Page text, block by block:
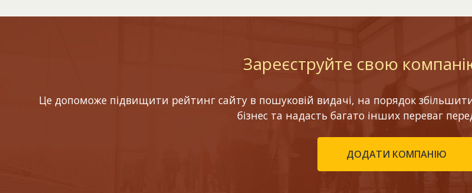
Зареєструйте свою
Це допоможе підвищити рейтинг сайту в пошуковій видачі, на порядок збільшити
бізнес та надасть багато інших переваг
ДОДАТИ КОМПАНІЮ